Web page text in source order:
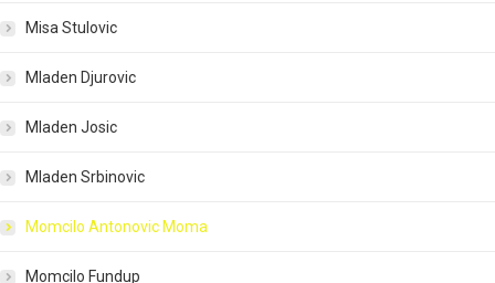
Misa Stulovic
Mladen Djurovic
Mladen Josic
Mladen Srbinovic
Momcilo Antonovic Moma
Momcilo Fundup